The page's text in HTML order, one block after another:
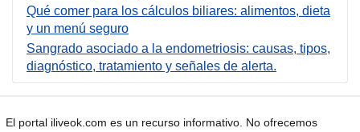
Qué comer para los cálculos biliares: alimentos, dieta
y un menú seguro
Sangrado asociado a la endometriosis: causas, tipos,
diagnóstico, tratamiento y señales de alerta.
El portal iliveok.com es un recurso informativo. No ofrecemos